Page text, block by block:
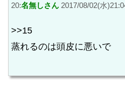
20:名無しさん 2017/08/02(水
>>15
蒸れるのは頭皮に悪いで